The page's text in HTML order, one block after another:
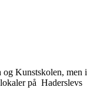
Kunstskolen, men i
på Haderslevs